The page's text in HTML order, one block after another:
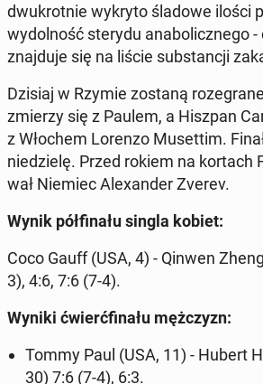
dwu­krot­nie wykryto śladowe ilości
wy­dol­ność sterydu ana­bo­licz­ne­go
znaj­du­je się na liście sub­stan­cji
Dzisiaj w Rzymie zostaną
zmierzy się z Paulem, a Hiszpan
z Włochem Lorenzo Mu­set­tim.
nie­dzie­lę. Przed rokiem na
wał Niemiec Ale­xan­der Zverev.
Wynik pół­fi­na­łu singla kobiet:
Coco Gauff (USA, 4) - Qinwen
3), 4:6, 7:6 (7-4).
Wyniki ćwierć­fi­na­łu męż­czyzn:
Tommy Paul (USA, 11) - Hubert
30) 7:6 (7-4), 6:3.